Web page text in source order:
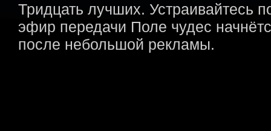
Тридцать лучших. Устраивайтесь
эфир передачи Поле чудес
после небольшой рекламы.